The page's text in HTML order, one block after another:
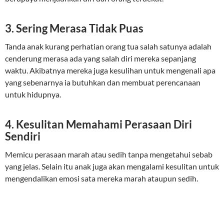
3. Sering Merasa Tidak Puas
Tanda anak kurang perhatian orang tua salah satunya adalah
cenderung merasa ada yang salah diri mereka sepanjang
waktu. Akibatnya mereka juga kesulihan untuk mengenali apa
yang sebenarnya ia butuhkan dan membuat perencanaan
untuk hidupnya.
4. Kesulitan Memahami Perasaan Diri
Sendiri
Memicu perasaan marah atau sedih tanpa mengetahui sebab
yang jelas. Selain itu anak juga akan mengalami kesulitan untuk
mengendalikan emosi sata mereka marah ataupun sedih.